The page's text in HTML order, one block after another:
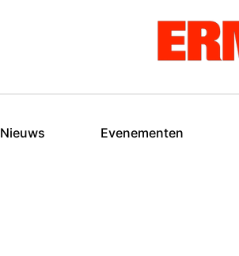
Nieuws Evenementen